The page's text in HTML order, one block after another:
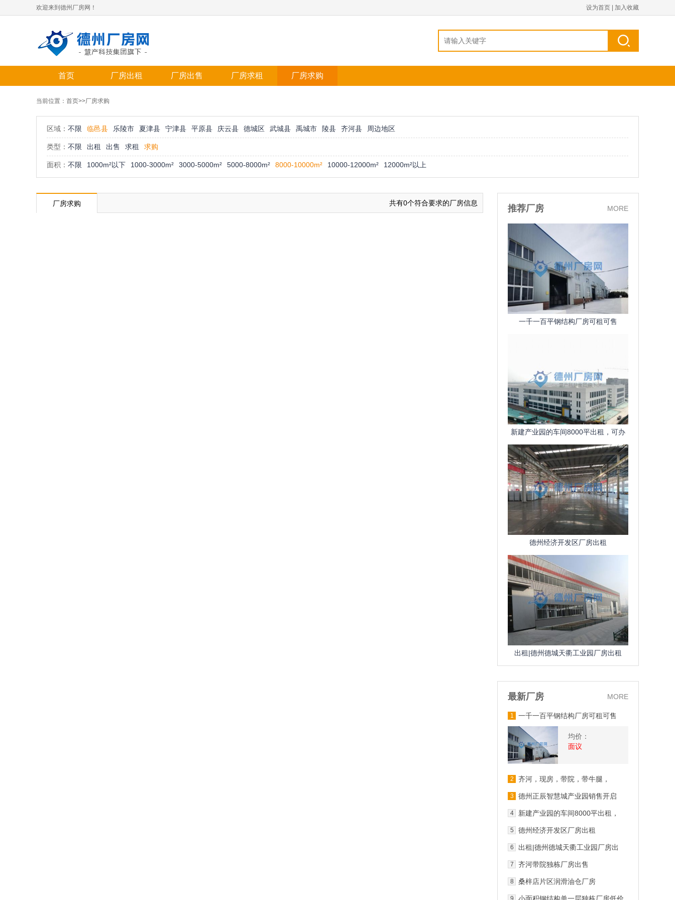
欢迎来到德州厂房网！ 设为首页 加入收藏
首页 厂房出租 厂房出售 厂房求租 厂房求购
当前位置： 首页>>厂房求购
区域： 不限 临邑县 乐陵市 夏津县 宁津县 平原县 庆云县 德城区 武城县 禹城市 陵县 齐河县 周边地区
类型： 不限 出租 出售 求租 求购
面积： 不限 1000m²以下 1000-3000m² 3000-5000m² 5000-8000m² 8000-10000m² 10000-12000m² 12000m²以上
厂房求购 共有0个符合要求的厂房信息
推荐厂房 MORE
一千一百平钢结构厂房可租可售
新建产业园的车间8000平出租，可办
公，交通便利
德州经济开发区厂房出租
出租|德州德城天衢工业园厂房出租
最新厂房 MORE
1 一千一百平钢结构厂房可租可售
均价：
面议
2
齐河，现房，带院，带牛腿，
3 德州正辰智慧城产业园销售开启
4
新建产业园的车间8000平出租，
5 德州经济开发区厂房出租
6
出租|德州德城天衢工业园厂房出
7 齐河带院独栋厂房出售
8 桑梓店片区润滑油仓厂房
9